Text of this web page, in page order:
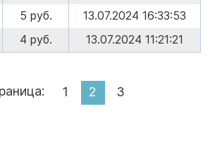
5 руб.
13.07.2024 16:33:53
4 руб. 13.07.2024 11:21:21
1 2 3